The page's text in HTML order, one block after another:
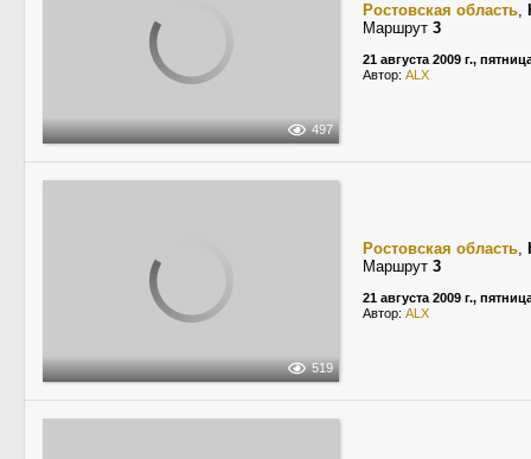
497
Ростовская область,
Маршрут 3
21 августа 2009 г.,
Автор: ALX
519
Ростовская область,
Маршрут 3
21 августа 2009 г.,
Автор: ALX